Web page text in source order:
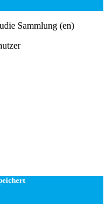
Sammlung (en)